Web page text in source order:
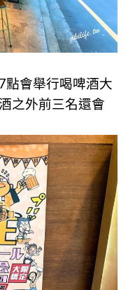
點會舉行喝啤酒大
之外前三名還會